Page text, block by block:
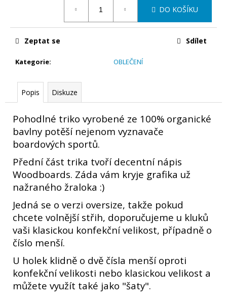
DO KOŠÍKU
Kategorie: OBLEČENÍ
Zeptat se Sdílet
Popis Diskuze
Pohodlné triko vyrobené ze 100% organické
bavlny potěší nejenom vyznavače
boardových sportů.
Přední část trika tvoří decentní nápis
Woodboards. Záda vám kryje grafika už
nažraného žraloka :)
Jedná se o verzi oversize, takže pokud
chcete volnější střih, doporučujeme u kluků
vaši klasickou konfekční velikost, případně o
číslo menší.
U holek klidně o dvě čísla menší oproti
konfekční velikosti nebo klasickou velikost a
můžete využít také jako "šaty".
e
e
WOODBOARDS
YOGO
AKTIVUJE
HLUBOKÉ
SVALY,
KTERÉ
PŘI
BĚŽNÉM
CVIČENÍ
ČASTO
NEPRACUJÍ
990
Kč